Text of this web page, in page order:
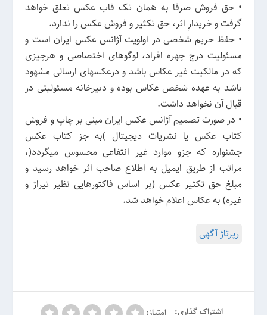
• حق فروش صرفا به همان تک قاب عکس تعلق خواهد
گرفت و خریدارِ اثر، حق تکثیر و فروش عکس را ندارد.
• حفظ حریم شخصی در اولویت آژانس عکس ایران است و
مسئولیت درج چهره افراد، لوگوهای اختصاصی و هرچیزی
که در مالکیت غیر عکاس باشد و درعکسهای ارسالی مشهود
باشد به عهده شخص عکاس بوده و دبیرخانه مسئولیتی در
قبال آن نخواهد داشت.
• در صورت تصمیم آژانس عکس ایران مبنی بر چاپ و فروش
کتاب عکس یا نشریات دیجیتال )به جز کتاب عکس
جشنواره که جزو موارد غیر انتفاعی محسوس میگردد(،
مراتب از طریق ایمیل به اطلاع صاحب اثر خواهد رسید و
مبلغ حق تکثیر عکس (بر اساس فاکتورهایی نظیر تیراژ و
غیره) به عکاس اعلام خواهد شد.
رپرتاژ آگهی
اشتراک گذاری: